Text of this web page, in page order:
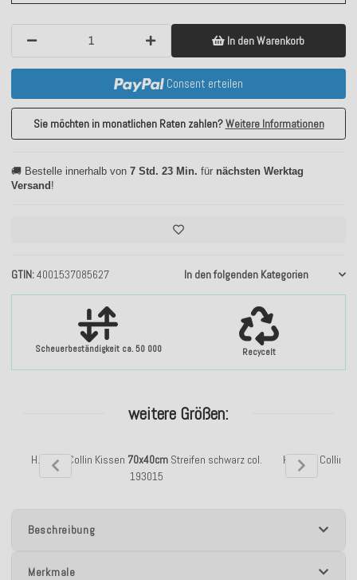
Scheuerbeständigkeit ca. 50 000 Recycelt
GTIN 4001537085627 In den folgenden Kategorien
In den Warenkorb
Consent erteilen
Sie möchten in monatlichen Raten zahlen?Weitere Informationen
🚚 Bestelle innerhalb von 7 Std. 23 Min. für nächsten Werktag
Versand !
weitere Größen:
H.O.C.K. Collin Kissen 70x40cmStreifen schwarz col.
193015
H.O.C.K. Collin
Beschreibung
Merkmale